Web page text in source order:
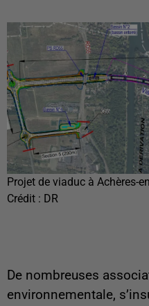
Projet de viaduc à Achères-
Crédit : DR
De nombreuses
environnementale,